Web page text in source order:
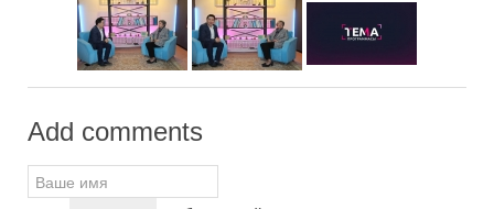
Add comments